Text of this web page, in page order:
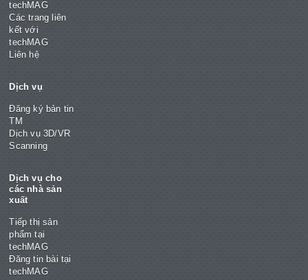
techMAG
Các trang liên
kết với
techMAG
Liên hệ
Dịch vụ
Đăng ký bản tin
TM
Dịch vụ 3D/VR
Scanning
Dịch vụ cho
các nhà sản
xuất
Tiếp thị sản
phẩm tại
techMAG
Đăng tin bài tại
techMAG